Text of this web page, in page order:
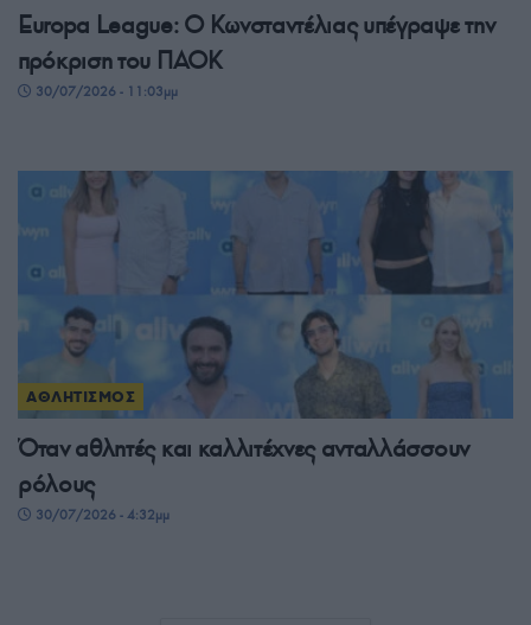
Europa League: Ο Κωνσταντέλιας υπέγραψε την
πρόκριση του ΠΑΟΚ
30/07/2026 - 11:03μμ
ΑΘΛΗΤΙΣΜΟΣ
Όταν αθλητές και καλλιτέχνες ανταλλάσσουν
ρόλους
30/07/2026 - 4:32μμ